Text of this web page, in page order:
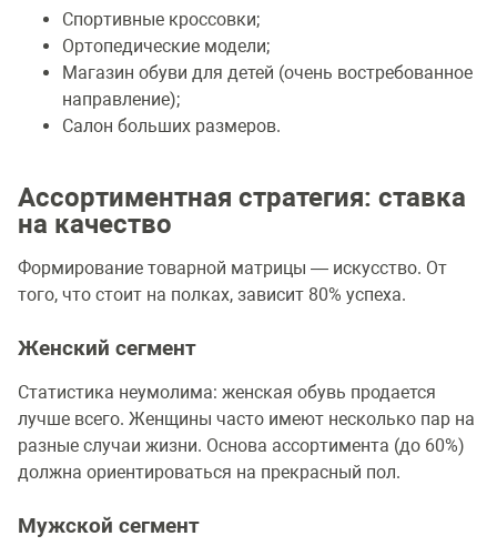
Спортивные кроссовки;
Ортопедические модели;
Магазин обуви для детей (очень востребованное
направление);
Салон больших размеров.
Ассортиментная стратегия: ставка
на качество
Формирование товарной матрицы — искусство. От
того, что стоит на полках, зависит 80% успеха.
Женский сегмент
Статистика неумолима: женская обувь продается
лучше всего. Женщины часто имеют несколько пар на
разные случаи жизни. Основа ассортимента (до 60%)
должна ориентироваться на прекрасный пол.
Мужской сегмент